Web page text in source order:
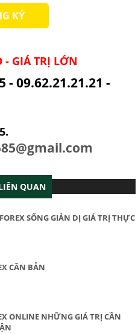
KÝ
- GIÁ TRỊ LỚN
- 09.62.21.21.21 -
QUAN
SỐNG GIẢN DỊ GIÁ TRỊ THỰC
CĂN BẢN
ONLINE NHỮNG GIÁ TRỊ CẦN